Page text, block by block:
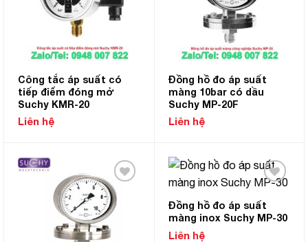
Công tắc áp suất có
tiếp điểm đóng mở
Suchy KMR-20
Liên hệ
Đồng hồ đo áp suất
màng 10bar có dầu
Suchy MP-20F
Liên hệ
Add to
Wishlist
Wishlist
Đồng hồ đo áp suất
màng inox Suchy MP-30
Liên hệ